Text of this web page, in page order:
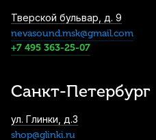
Тверской бульвар, д. 9
nevasound.msk@gmail.com
+7 495 363-25-07
Санкт-Петербург
ул. Глинки, д.3
shop@glinki.ru